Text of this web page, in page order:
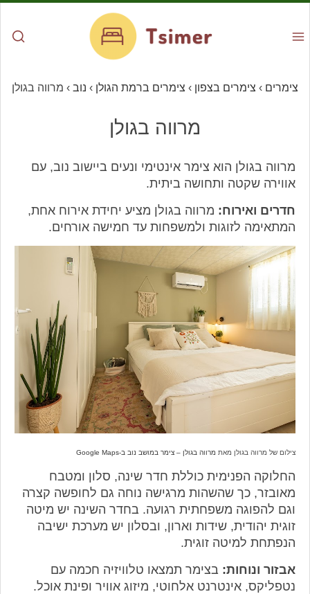
צימרים › צימרים בצפון › צימרים ברמת הגולן › נוב › מרווה בגולן
מרווה בגולן
מרווה בגולן הוא צימר אינטימי ונעים ביישוב נוב, עם
אווירה שקטה ותחושה ביתית.
חדרים ואירוח: מרווה בגולן מציע יחידת אירוח אחת,
המתאימה לזוגות ולמשפחות עד חמישה אורחים.
צילום של מרווה בגולן מאת מרווה בגולן – צימר במושב נוב ב-Google Maps
החלוקה הפנימית כוללת חדר שינה, סלון ומטבח
מאובזר, כך שהשהות מרגישה נוחה גם לחופשה קצרה
וגם להפוגה משפחתית רגועה. בחדר השינה יש מיטה
זוגית יהודית, שידות וארון, ובסלון יש מערכת ישיבה
הנפתחת למיטה זוגית.
אבזור ונוחות: בצימר תמצאו טלוויזיה חכמה עם
נטפליקס, אינטרנט אלחוטי, מיזוג אוויר ופינת אוכל.